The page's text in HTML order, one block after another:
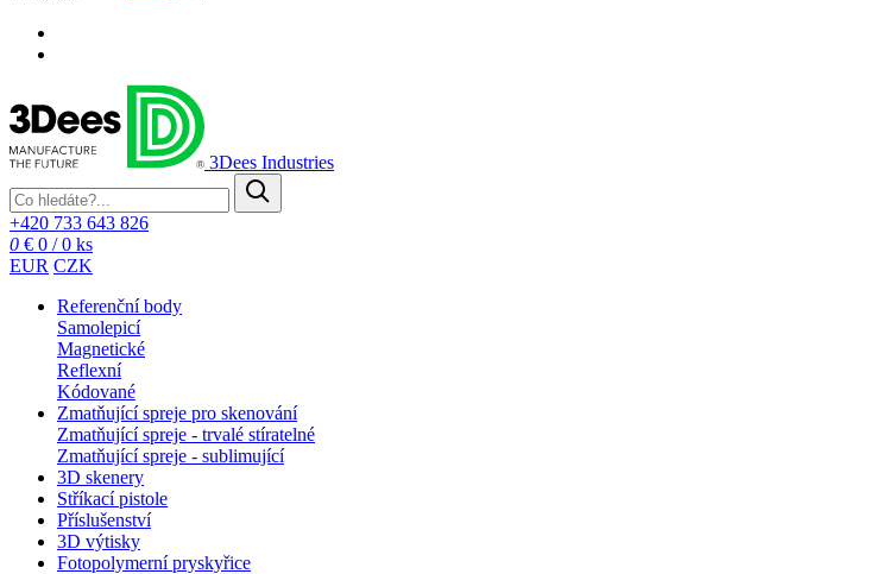
3Dees Industries
+420 733 643 826
0 € 0 /0 ks
EUR CZK
Referenční body
Samolepicí
Magnetické
Reflexní
Kódované
Zmatňující spreje pro skenování
Zmatňující spreje - trvalé stíratelné
Zmatňující spreje - sublimující
3D skenery
Stříkací pistole
Příslušenství
3D výtisky
Fotopolymerní pryskyřice